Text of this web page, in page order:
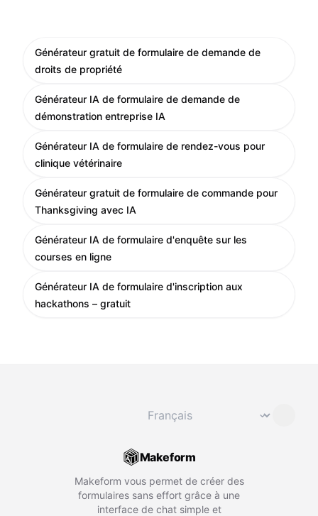
Générateur gratuit de formulaire de demande de
droits de propriété
Générateur IA de formulaire de demande de
démonstration entreprise IA
Générateur IA de formulaire de rendez-vous pour
clinique vétérinaire
Générateur gratuit de formulaire de commande pour
Thanksgiving avec IA
Générateur IA de formulaire d'enquête sur les
courses en ligne
Générateur IA de formulaire d'inscription aux
hackathons – gratuit
⌄
Makeform
Makeform vous permet de créer des
formulaires sans effort grâce à une
interface de chat simple et